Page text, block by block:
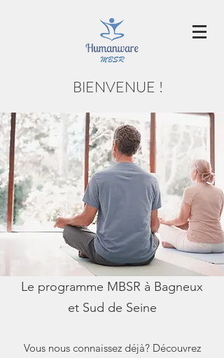
BIENVENUE !
Le programme MBSR à Bagneux
et Sud de Seine
Vous nous connaissez déjà? Découvrez